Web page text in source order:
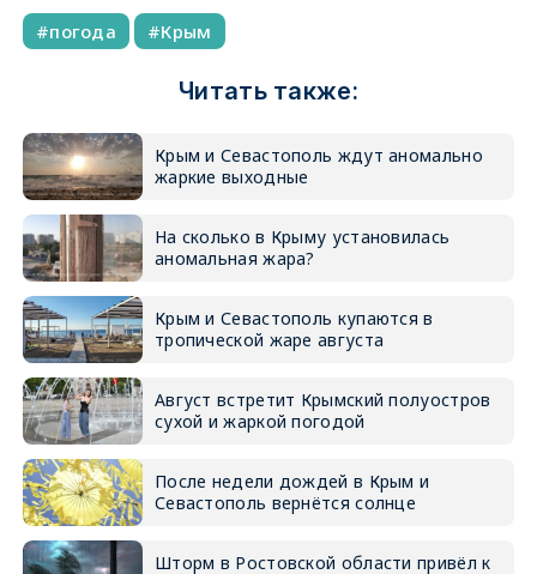
погода Крым
Читать также:
Крым и Севастополь ждут аномально
жаркие выходные
На сколько в Крыму установилась
аномальная жара?
Крым и Севастополь купаются в
тропической жаре августа
Август встретит Крымский полуостров
сухой и жаркой погодой
После недели дождей в Крым и
Севастополь вернётся солнце
Шторм в Ростовской области привёл к